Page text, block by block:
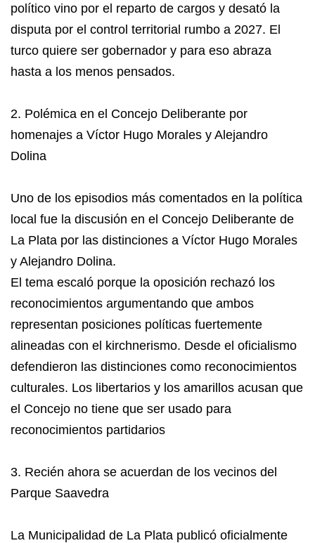
político vino por el reparto de cargos y desató la
disputa por el control territorial rumbo a 2027. El
turco quiere ser gobernador y para eso abraza
hasta a los menos pensados.
2. Polémica en el Concejo Deliberante por
homenajes a Víctor Hugo Morales y Alejandro
Dolina
Uno de los episodios más comentados en la política
local fue la discusión en el Concejo Deliberante de
La Plata por las distinciones a Víctor Hugo Morales
y Alejandro Dolina.
El tema escaló porque la oposición rechazó los
reconocimientos argumentando que ambos
representan posiciones políticas fuertemente
alineadas con el kirchnerismo. Desde el oficialismo
defendieron las distinciones como reconocimientos
culturales. Los libertarios y los amarillos acusan que
el Concejo no tiene que ser usado para
reconocimientos partidarios
3. Recién ahora se acuerdan de los vecinos del
Parque Saavedra
La Municipalidad de La Plata publicó oficialmente